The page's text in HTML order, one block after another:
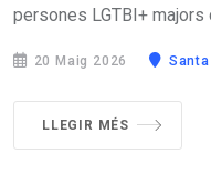
persones LGTBI+ majors
20 Maig 2026
LLEGIR MÉS